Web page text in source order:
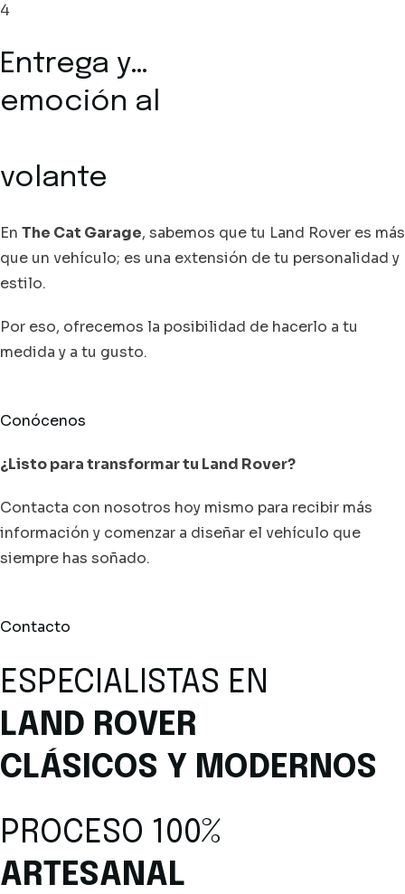
4
Entrega y…
emoción al
volante
En The Cat Garage, sabemos que tu Land Rover es más
que un vehículo; es una extensión de tu personalidad y
estilo.
Por eso, ofrecemos la posibilidad de hacerlo a tu
medida y a tu gusto.
Conócenos
¿Listo para transformar tu Land Rover?
Contacta con nosotros hoy mismo para recibir más
información y comenzar a diseñar el vehículo que
siempre has soñado.
Contacto
ESPECIALISTAS EN
LAND ROVER
CLÁSICOS Y MODERNOS
PROCESO 100%
ARTESANAL